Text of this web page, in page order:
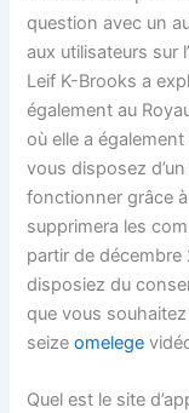
question avec un
aux utilisateurs sur
Leif K-Brooks a
également au
où elle a
vous disposez
fonctionner grâce
supprimera les
partir de
disposiez du
que vous
seizeomelege
Quel est le site